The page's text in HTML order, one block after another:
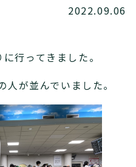
2022.09.06
行ってきました。
が並んでいました。